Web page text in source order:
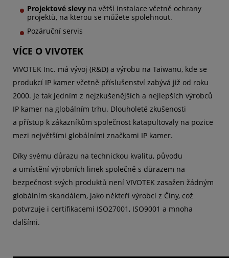
Projektové slevy na větší instalace včetně ochrany
projektů, na kterou se můžete spolehnout.
Pozáruční servis
VÍCE O VIVOTEK
VIVOTEK Inc. má vývoj (R&D) a výrobu na Taiwanu, kde se
produkcí IP kamer včetně příslušenství zabývá již od roku
2000. Je tak jedním z nejzkušenějších a nejlepších výrobců
IP kamer na globálním trhu. Dlouholeté zkušenosti
a přístup k zákazníkům společnost katapultovaly na pozice
mezi největšími globálními značkami IP kamer.
Díky svému důrazu na technickou kvalitu, původu
a umístění výrobních linek společně s důrazem na
bezpečnost svých produktů není VIVOTEK zasažen žádným
globálním skandálem, jako někteří výrobci z Číny, což
potvrzuje i certifikacemi ISO27001, ISO9001 a mnoha
dalšími.